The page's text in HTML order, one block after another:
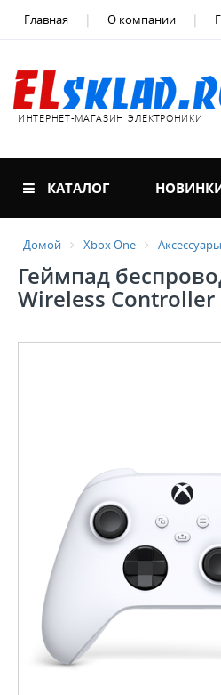
Главная О компании
ИНТЕРНЕТ-МАГАЗИН ЭЛЕКТРОНИКИ
КАТАЛОГ
Домой Xbox One
Геймпад
Wireless